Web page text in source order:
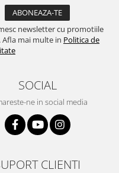
newsletter cu promotiile
Afla mai multe in Politica de
SOCIAL
ne in social media
CLIENTI